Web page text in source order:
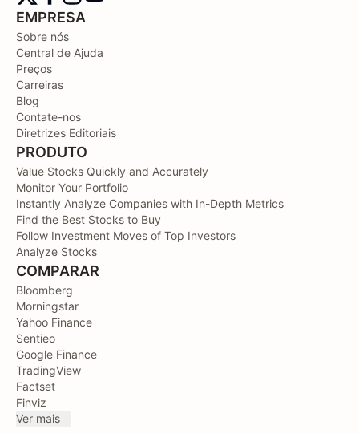
EMPRESA
Sobre nós
Central de Ajuda
Preços
Carreiras
Blog
Contate-nos
Diretrizes Editoriais
PRODUTO
Value Stocks Quickly and Accurately
Monitor Your Portfolio
Instantly Analyze Companies with In-Depth Metrics
Find the Best Stocks to Buy
Follow Investment Moves of Top Investors
Analyze Stocks
COMPARAR
Bloomberg
Morningstar
Yahoo Finance
Sentieo
Google Finance
TradingView
Factset
Finviz
Ver mais